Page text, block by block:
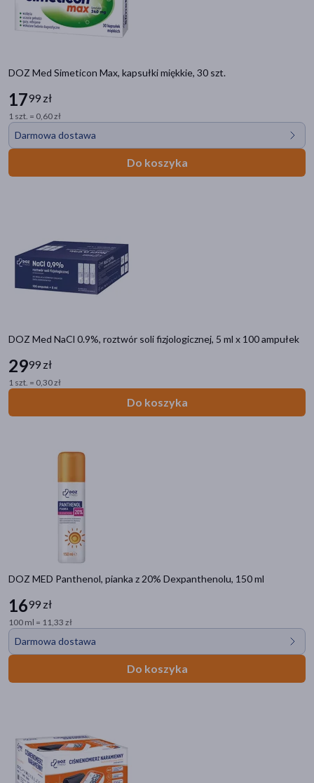
DOZ Med Simeticon Max, kapsułki miękkie, 30 szt.
1799 zł
1 szt. = 0,60 zł
Darmowa dostawa
Do koszyka
DOZ Med NaCl 0.9%, roztwór soli fizjologicznej, 5 ml x 100 ampułek
2999 zł
1 szt. = 0,30 zł
Do koszyka
DOZ MED Panthenol, pianka z 20% Dexpanthenolu, 150 ml
1699 zł
100 ml = 11,33 zł
Darmowa dostawa
Do koszyka